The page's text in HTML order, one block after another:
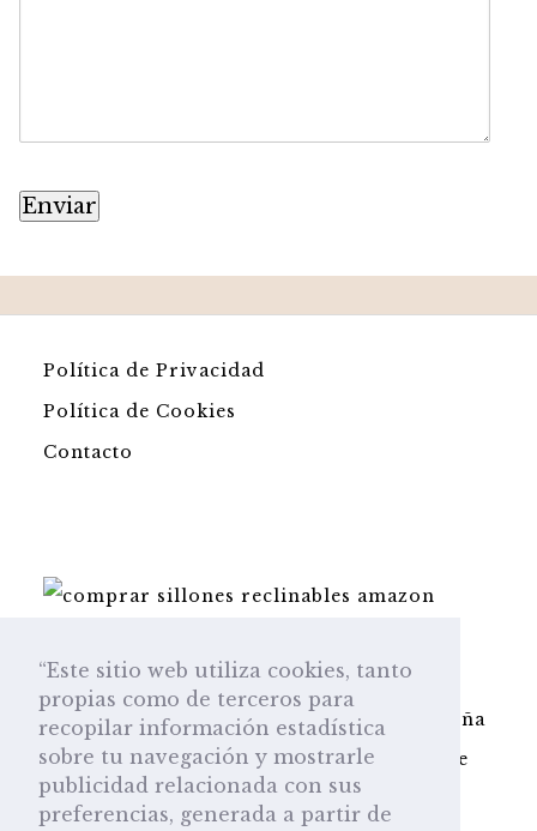
Política de Privacidad
Política de Cookies
Contacto
Esta web participa en el programa de
Amazon Afiliados y obtenemos una pequeña
comisión por cada venta sin que a usted le
repercuta en el precio.
“Este sitio web utiliza cookies, tanto
propias como de terceros para
recopilar información estadística
sobre tu navegación y mostrarle
publicidad relacionada con sus
preferencias, generada a partir de